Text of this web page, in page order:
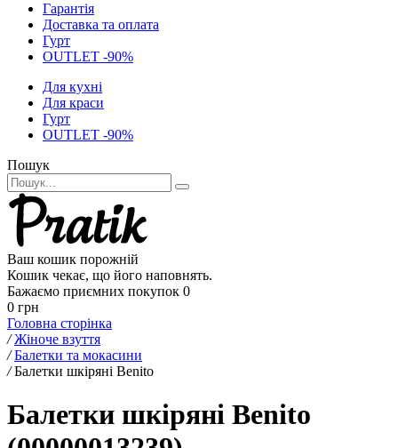
Гарантія
Доставка та оплата
Гурт
OUTLET -90%
Для кухні
Для краси
Гурт
OUTLET -90%
Пошук
Ваш кошик порожній
Кошик чекає, що його наповнять.
Бажаємо приємних покупок 0
0 грн
Головна сторінка
/ Жіноче взуття
/ Балетки та мокасини
/ Балетки шкіряні Benito
Балетки шкіряні Benito